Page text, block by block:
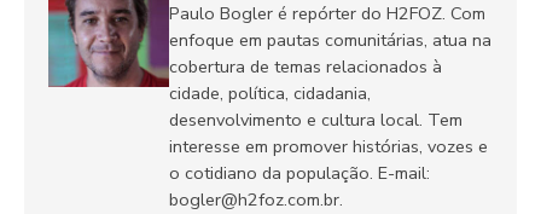
Paulo Bogler é repórter do H2FOZ. Com
enfoque em pautas comunitárias, atua na
cobertura de temas relacionados à
cidade, política, cidadania,
desenvolvimento e cultura local. Tem
interesse em promover histórias, vozes e
o cotidiano da população. E-mail:
bogler@h2foz.com.br.